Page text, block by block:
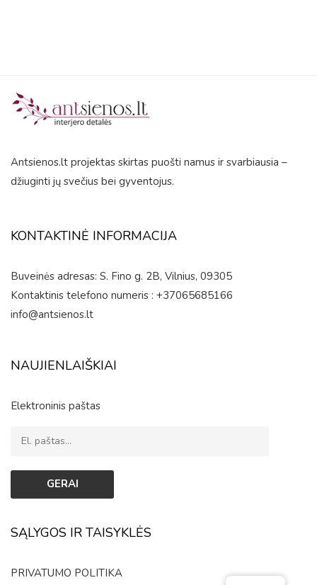
Antsienos.lt projektas skirtas puošti namus ir svarbiausia –
džiuginti jų svečius bei gyventojus.
KONTAKTINĖ INFORMACIJA
Buveinės adresas: S. Fino g. 2B, Vilnius, 09305
Kontaktinis telefono numeris : +37065685166
info@antsienos.lt
NAUJIENLAIŠKIAI
Elektroninis paštas
SĄLYGOS IR TAISYKLĖS
PRIVATUMO POLITIKA